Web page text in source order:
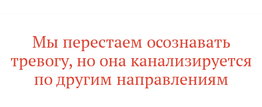
Мы перестаем осознавать
тревогу, но она канализируется
по другим направлениям